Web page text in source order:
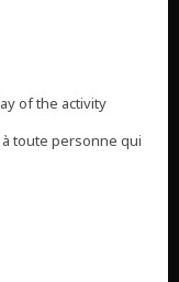
of the activity
toute personne qui